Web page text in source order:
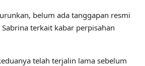
belum ada tanggapan resmi
terkait kabar perpisahan
telah terjalin lama sebelum